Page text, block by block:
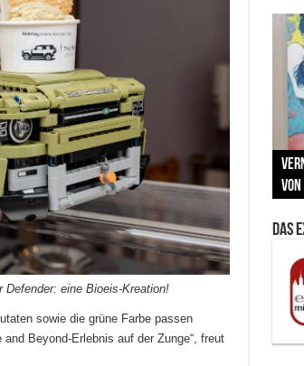
eine Bioeis-Kreation!
sowie die grüne Farbe passen
Beyond-Erlebnis auf der Zunge“, freut
Zu
Das